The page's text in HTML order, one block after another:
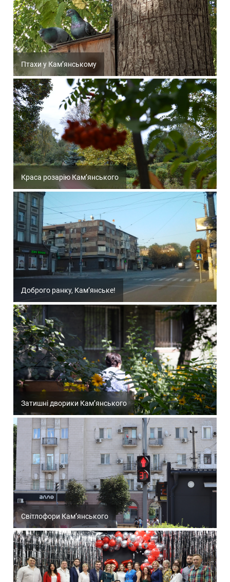
Птахи у Кам’янському
Краса розарію Кам’янського
Доброго ранку, Кам’янське!
Затишні дворики Кам’янського
Світлофори Кам’янського